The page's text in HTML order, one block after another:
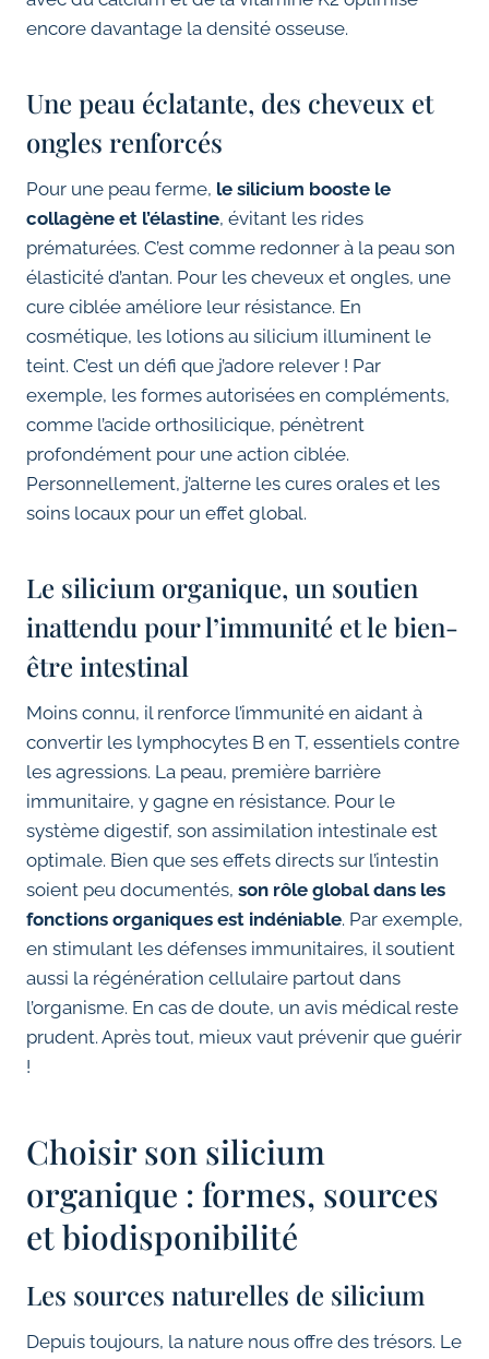
encore davantage la densité osseuse.
Une peau éclatante, des cheveux et
ongles renforcés
Pour une peau ferme, le silicium booste le
collagène et l’élastine, évitant les rides
prématurées. C’est comme redonner à la peau son
élasticité d’antan. Pour les cheveux et ongles, une
cure ciblée améliore leur résistance. En
cosmétique, les lotions au silicium illuminent le
teint. C’est un défi que j’adore relever ! Par
exemple, les formes autorisées en compléments,
comme l’acide orthosilicique, pénètrent
profondément pour une action ciblée.
Personnellement, j’alterne les cures orales et les
soins locaux pour un effet global.
Le silicium organique, un soutien
inattendu pour l’immunité et le bien-
être intestinal
Moins connu, il renforce l’immunité en aidant à
convertir les lymphocytes B en T, essentiels contre
les agressions. La peau, première barrière
immunitaire, y gagne en résistance. Pour le
système digestif, son assimilation intestinale est
optimale. Bien que ses effets directs sur l’intestin
soient peu documentés, son rôle global dans les
fonctions organiques est indéniable. Par exemple,
en stimulant les défenses immunitaires, il soutient
aussi la régénération cellulaire partout dans
l’organisme. En cas de doute, un avis médical reste
prudent. Après tout, mieux vaut prévenir que guérir
!
Choisir son silicium
organique : formes, sources
et biodisponibilité
Les sources naturelles de silicium
Depuis toujours, la nature nous offre des trésors. Le